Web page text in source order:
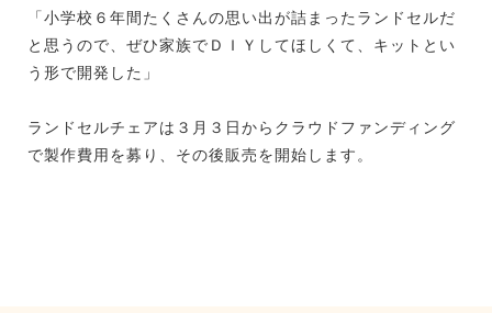
「小学校６年間たくさんの思い出が詰まったランドセルだ
と思うので、ぜひ家族でＤＩＹしてほしくて、キットとい
う形で開発した」
ランドセルチェアは３月３日からクラウドファンディング
で製作費用を募り、その後販売を開始します。